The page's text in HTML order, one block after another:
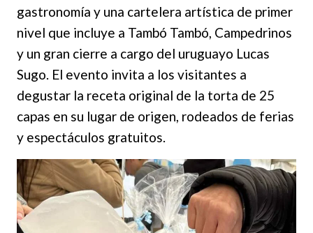
gastronomía y una cartelera artística de primer
nivel que incluye a Tambó Tambó, Campedrinos
y un gran cierre a cargo del uruguayo Lucas
Sugo. El evento invita a los visitantes a
degustar la receta original de la torta de 25
capas en su lugar de origen, rodeados de ferias
y espectáculos gratuitos.